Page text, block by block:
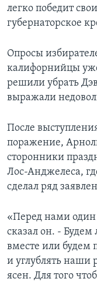
Learning English
СОЦИАЛЬНЫЕ СЕТИ
Языки
легко победит
губернаторское
Опросы
калифорнийцы
решили убрать
выражали
После
поражение,
сторонники
Лос-Анджелеса,
сделал ряд
«Перед нами один
сказал он. -
вместе или будем
и углублять наши
ясен. Для того